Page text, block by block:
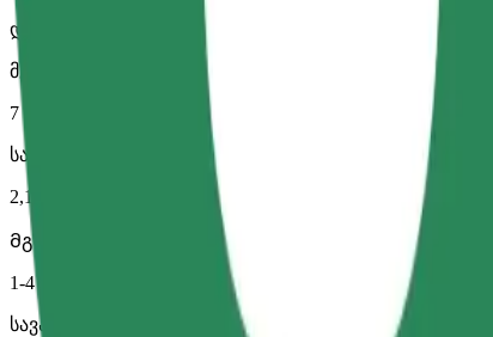
დიდი მანქანები მეტი სივრცით
მგზავრობის სავარაუდო დრო
7 წთ
სავარაუდო მანძილი
2,1 კმ
Მგზავრი
1-4
სავარაუდო ფასი